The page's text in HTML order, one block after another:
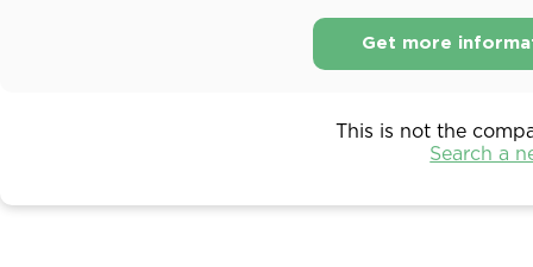
Get more
This is not the
Search a